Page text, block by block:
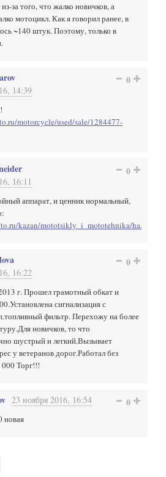
за того, что жалко новичков, а
мотоцикл. Как я говорил ранее, в
~140 штук. Поэтому, только в
14:39
0
motorcycle/used/sale/1284477-
16:11
0
аппарат, и ценник нормальный,
kazan/mototsikly_i_mototehnika/ha..
16:22
0
г. Прошел грамотный обкат и
сигнализация с
фильтр. Перехожу на более
новичков, то что
шустрый и легкий.Вызывает
у ветеранов дорог.Работал без
000 Торг!!!
23 ноября 2016, 16:54 0
новая